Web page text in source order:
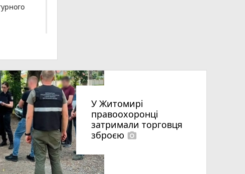
У Житомирі
правоохоронці
затримали торговця
зброєю photo_camera